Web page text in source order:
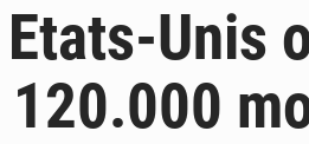
à mi-parcours du Programme de
à Niamey : 74 milliards de FCFA
Unis